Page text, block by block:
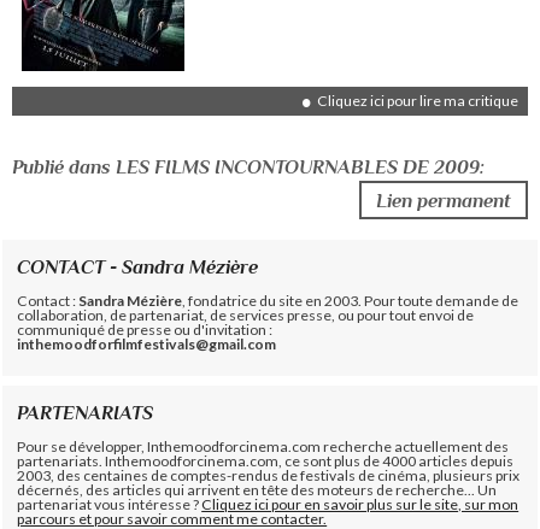
Cliquez ici pour lire ma critique
Publié dans LES FILMS INCONTOURNABLES DE 2009:
Lien permanent
CONTACT - Sandra Mézière
Contact : Sandra Mézière , fondatrice du site en 2003. Pour toute demande de
collaboration, de partenariat, de services presse, ou pour tout envoi de
communiqué de presse ou d'invitation :
inthemoodforfilmfestivals@gmail.com
PARTENARIATS
Pour se développer, Inthemoodforcinema.com recherche actuellement des
partenariats. Inthemoodforcinema.com, ce sont plus de 4000 articles depuis
2003, des centaines de comptes-rendus de festivals de cinéma, plusieurs prix
décernés, des articles qui arrivent en tête des moteurs de recherche... Un
partenariat vous intéresse ?Cliquez ici pour en savoir plus sur le site, sur mon
parcours et pour savoir comment me contacter.